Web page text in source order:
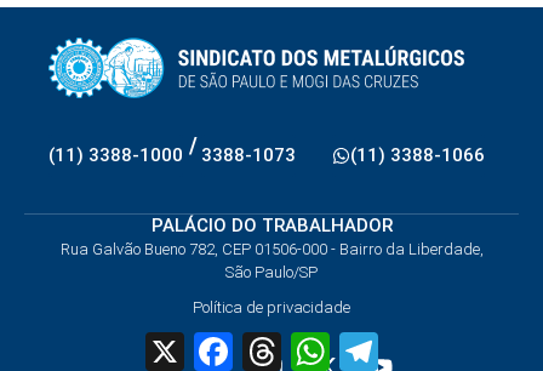
(11) 3388-1000 / 3388-1073 (11) 3388-1066
PALÁCIO DO TRABALHADOR
Rua Galvão Bueno 782, CEP 01506-000 - Bairro da Liberdade,
São Paulo/SP
Política de privacidade
X FacebookThreadsWhatsApp